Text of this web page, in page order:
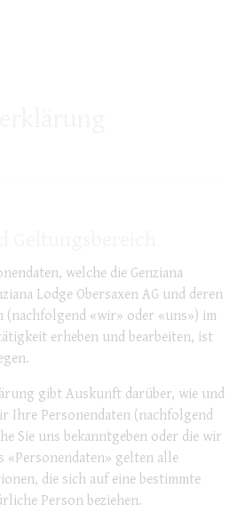
welche die Genziana
Lodge Obersaxen AG und deren
(nachfolgend «wir» oder «uns») im
erheben und bearbeiten, ist
gibt Auskunft darüber, wie und
Ihre Personendaten (nachfolgend
Sie uns bekanntgeben oder die wir
«Personendaten» gelten alle
die sich auf eine bestimmte
Person beziehen.